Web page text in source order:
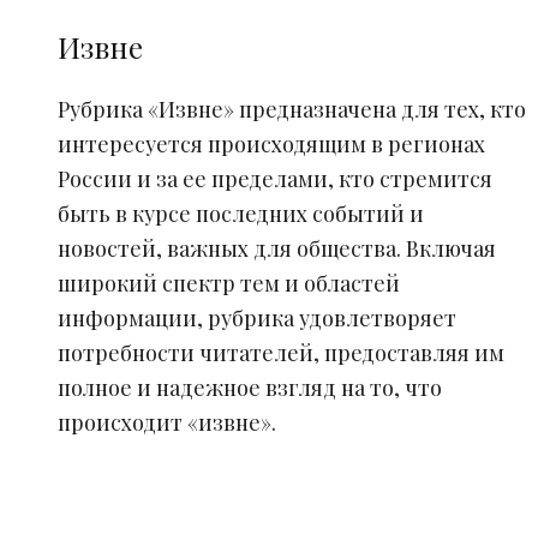
Извне
Рубрика «Извне» предназначена для тех, кто
интересуется происходящим в регионах
России и за ее пределами, кто стремится
быть в курсе последних событий и
новостей, важных для общества. Включая
широкий спектр тем и областей
информации, рубрика удовлетворяет
потребности читателей, предоставляя им
полное и надежное взгляд на то, что
происходит «извне».